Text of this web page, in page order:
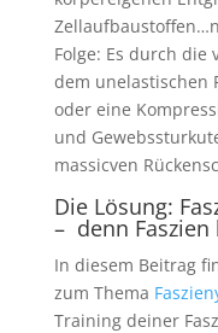
Folge: Es durch
dem unelastischen
oder eine
und
massicven
Die Lösung:
– denn
In diesem Beitrag
zum Thema
Training deiner